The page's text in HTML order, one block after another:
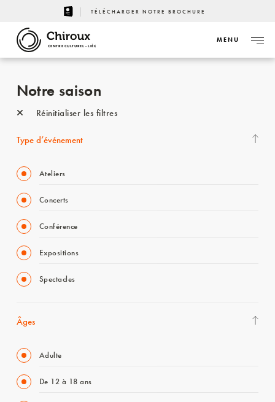
TÉLÉCHARGER NOTRE BROCHURE
CENTRE CULTUREL - LIÈGE
MENU
Notre saison
Réinitialiser les filtres
Type d’événement
Ateliers
Concerts
Conférence
Expositions
Spectacles
Âges
Adulte
De 12 à 18 ans